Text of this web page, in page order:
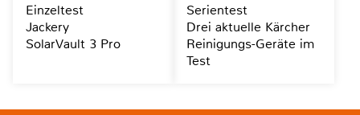
Einzeltest
Jackery
SolarVault 3 Pro
Serientest
Drei aktuelle Kärcher
Reinigungs-Geräte im
Test